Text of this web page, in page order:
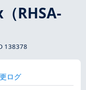
RHSA-
138378
ログ